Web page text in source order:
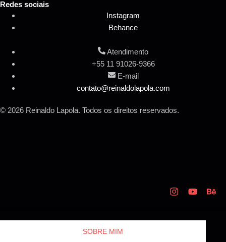
Redes sociais
Instagram
Behance
Atendimento
+55 11 91026-9366
E-mail
contato@reinaldolapola.com
© 2026 Reinaldo Lapola. Todos os direitos reservados.
SOBRE MIM